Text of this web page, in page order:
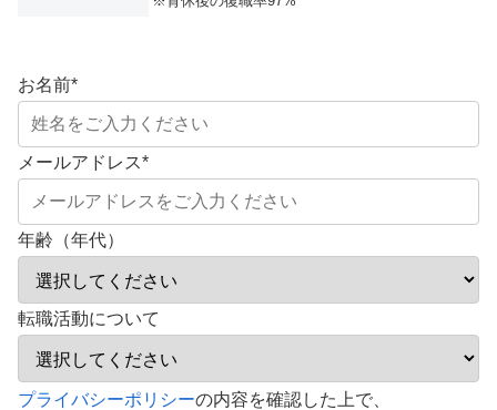
お名前*
メールアドレス*
年齢（年代）
転職活動について
こ
プライバシーポリシーの内容を確認した上で、